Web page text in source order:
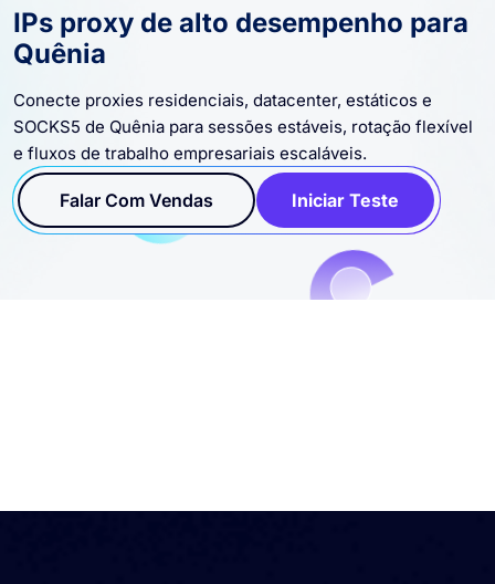
IPs proxy de alto desempenho para
Quênia
Conecte proxies residenciais, datacenter, estáticos e
SOCKS5 de Quênia para sessões estáveis, rotação flexível
e fluxos de trabalho empresariais escaláveis.
Falar Com Vendas Iniciar Teste